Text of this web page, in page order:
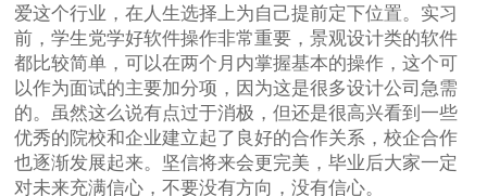
爱这个行业，在人生选择上为自己提前定下位置。实习
前，学生党学好软件操作非常重要，景观设计类的软件
都比较简单，可以在两个月内掌握基本的操作，这个可
以作为面试的主要加分项，因为这是很多设计公司急需
的。虽然这么说有点过于消极，但还是很高兴看到一些
优秀的院校和企业建立起了良好的合作关系，校企合作
也逐渐发展起来。坚信将来会更完美，毕业后大家一定
对未来充满信心，不要没有方向，没有信心。